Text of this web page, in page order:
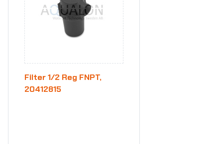
Filter 1/2 Reg FNPT,
20412815